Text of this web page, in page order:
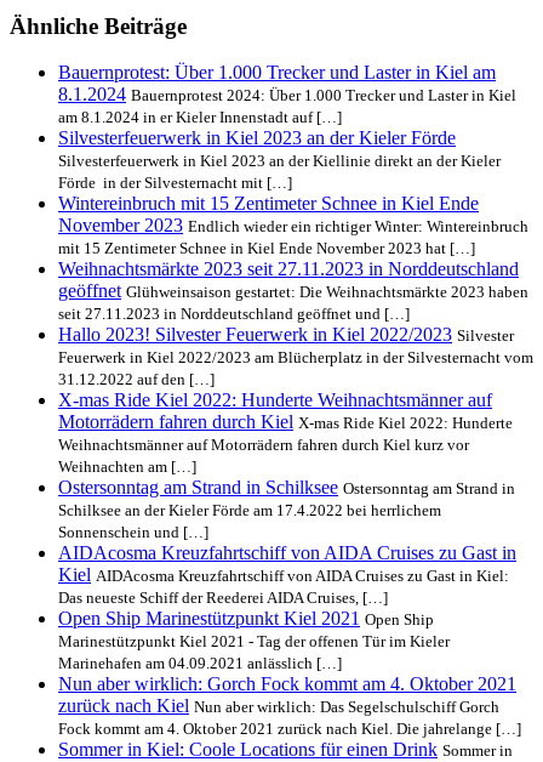
Ähnliche Beiträge
Bauernprotest: Über 1.000 Trecker und Laster in Kiel am
8.1.2024 Bauernprotest 2024: Über 1.000 Trecker und Laster in Kiel
am 8.1.2024 in er Kieler Innenstadt auf […]
Silvesterfeuerwerk in Kiel 2023 an der Kieler Förde
Silvesterfeuerwerk in Kiel 2023 an der Kiellinie direkt an der Kieler
Förde in der Silvesternacht mit […]
Wintereinbruch mit 15 Zentimeter Schnee in Kiel Ende
November 2023 Endlich wieder ein richtiger Winter: Wintereinbruch
mit 15 Zentimeter Schnee in Kiel Ende November 2023 hat […]
Weihnachtsmärkte 2023 seit 27.11.2023 in Norddeutschland
geöffnet Glühweinsaison gestartet: Die Weihnachtsmärkte 2023 haben
seit 27.11.2023 in Norddeutschland geöffnet und […]
Hallo 2023! Silvester Feuerwerk in Kiel 2022/2023 Silvester
Feuerwerk in Kiel 2022/2023 am Blücherplatz in der Silvesternacht vom
31.12.2022 auf den […]
X-mas Ride Kiel 2022: Hunderte Weihnachtsmänner auf
Motorrädern fahren durch Kiel X-mas Ride Kiel 2022: Hunderte
Weihnachtsmänner auf Motorrädern fahren durch Kiel kurz vor
Weihnachten am […]
Ostersonntag am Strand in Schilksee Ostersonntag am Strand in
Schilksee an der Kieler Förde am 17.4.2022 bei herrlichem
Sonnenschein und […]
AIDAcosma Kreuzfahrtschiff von AIDA Cruises zu Gast in
Kiel AIDAcosma Kreuzfahrtschiff von AIDA Cruises zu Gast in Kiel:
Das neueste Schiff der Reederei AIDA Cruises, […]
Open Ship Marinestützpunkt Kiel 2021 Open Ship
Marinestützpunkt Kiel 2021 - Tag der offenen Tür im Kieler
Marinehafen am 04.09.2021 anlässlich […]
Nun aber wirklich: Gorch Fock kommt am 4. Oktober 2021
zurück nach Kiel Nun aber wirklich: Das Segelschulschiff Gorch
Fock kommt am 4. Oktober 2021 zurück nach Kiel. Die jahrelange […]
Sommer in Kiel: Coole Locations für einen Drink Sommer in